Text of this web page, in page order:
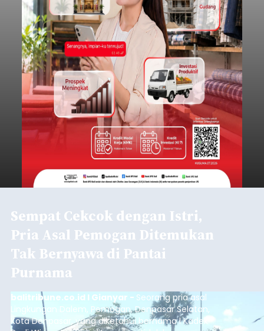
Sempat Cekcok dengan Istri,
Pria Asal Pemogan Ditemukan
Tak Bernyawa di Pantai
Purnama
balitribune.co.id I Gianyar - Seorang pria asal
Lingkungan Dalem, Pemogan, Denpasar Selatan,
Kota Denpasar, yang diketahui bernama I Kadek